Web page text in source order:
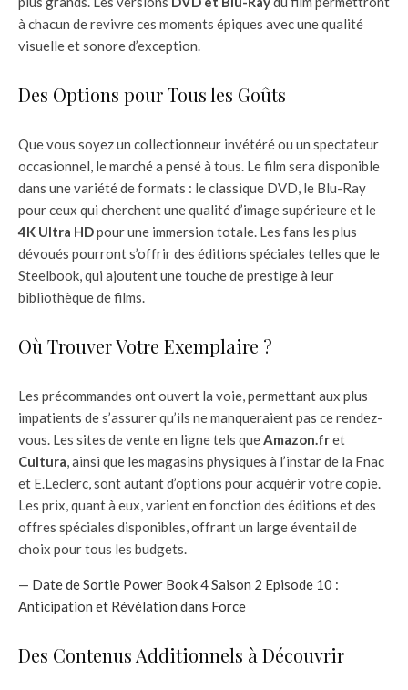
à chacun de revivre ces moments épiques avec une qualité
visuelle et sonore d’exception.
Des Options pour Tous les Goûts
Que vous soyez un collectionneur invétéré ou un spectateur
occasionnel, le marché a pensé à tous. Le film sera disponible
dans une variété de formats : le classique DVD, le Blu-Ray
pour ceux qui cherchent une qualité d’image supérieure et le
4K Ultra HDpour une immersion totale. Les fans les plus
dévoués pourront s’offrir des éditions spéciales telles que le
Steelbook, qui ajoutent une touche de prestige à leur
bibliothèque de films.
Où Trouver Votre Exemplaire ?
Les précommandes ont ouvert la voie, permettant aux plus
impatients de s’assurer qu’ils ne manqueraient pas ce rendez-
vous. Les sites de vente en ligne tels queAmazon.fret
Cultura, ainsi que les magasins physiques à l’instar de la Fnac
et E.Leclerc, sont autant d’options pour acquérir votre copie.
Les prix, quant à eux, varient en fonction des éditions et des
offres spéciales disponibles, offrant un large éventail de
choix pour tous les budgets.
— Date de Sortie Power Book 4 Saison 2 Episode 10 :
Anticipation et Révélation dans Force
Des Contenus Additionnels à Découvrir